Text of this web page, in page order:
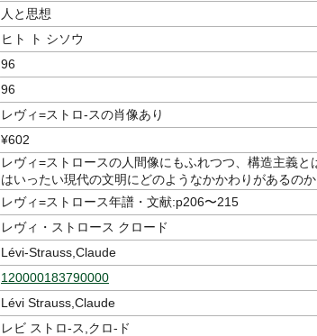
人と思想
ヒト ト シソウ
96
96
レヴィ=ストロ-スの肖像あり
¥602
レヴィ=ストロースの人間像にもふれつつ、構造主義
はいったい現代の文明にどのようなかかわりがあるのか
レヴィ=ストロース年譜・文献:p206〜215
レヴィ・ストロース クロード
Lévi‐Strauss,Claude
120000183790000
Lévi Strauss,Claude
レビ ストロ-ス,クロ-ド